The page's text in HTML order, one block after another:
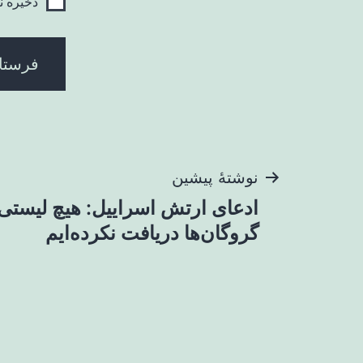
راهبری
نوشته
نوشتهٔ پیشین
ادعای ارتش اسراییل: هیچ
گروگان‌ها دریافت نکرده‌ایم